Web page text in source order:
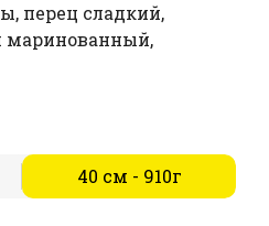
перец сладкий,
маринованный,
40 см - 910г